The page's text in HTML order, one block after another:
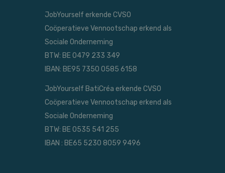
JobYourself erkende CVSO
Coöperatieve Vennootschap erkend als
Sociale Onderneming
BTW: BE 0479 233 349
IBAN: BE95 7350 0585 6158
JobYourself BatiCréa erkende CVSO
Coöperatieve Vennootschap erkend als
Sociale Onderneming
BTW: BE 0535 541 255
IBAN : BE65 5230 8059 9496